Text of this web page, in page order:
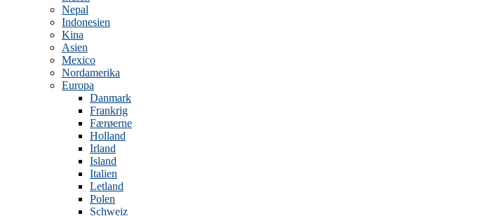
Nepal
Indonesien
Kina
Asien
Mexico
Nordamerika
Europa
Danmark
Frankrig
Færøerne
Holland
Irland
Island
Italien
Letland
Polen
Schweiz